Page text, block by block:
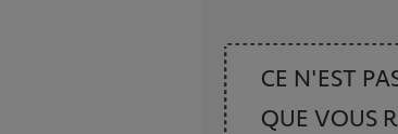
CE N'EST PAS
QUE VOUS